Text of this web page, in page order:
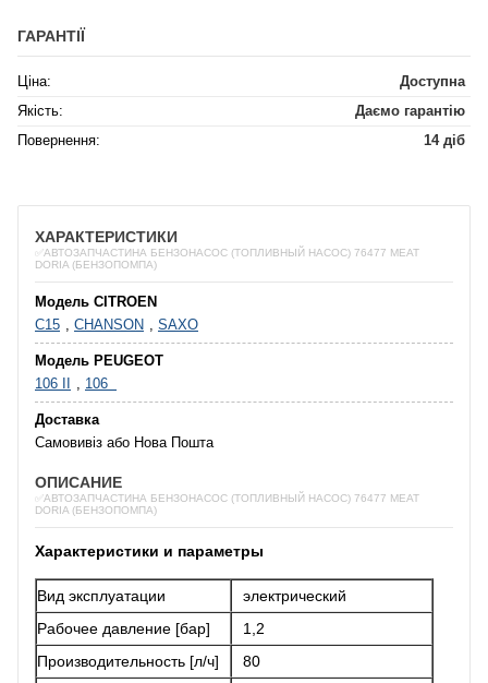
ГАРАНТІЇ
Ціна:
Доступна
Якість:
Даємо гарантію
Повернення:
14 діб
ХАРАКТЕРИСТИКИ
✅АВТОЗАПЧАСТИНА БЕНЗОНАСОС (ТОПЛИВНЫЙ НАСОС) 76477 MEAT
DORIA (БЕНЗОПОМПА)
Модель CITROEN
C15 , CHANSON , SAXO
Модель PEUGEOT
106 II
, 106
Доставка
Самовивіз або Нова Пошта
ОПИСАНИЕ
✅АВТОЗАПЧАСТИНА БЕНЗОНАСОС (ТОПЛИВНЫЙ НАСОС) 76477 MEAT
DORIA (БЕНЗОПОМПА)
Характеристики и параметры
Вид эксплуатации
электрический
Рабочее давление [бар]
1,2
Производительность [л/ч]
80